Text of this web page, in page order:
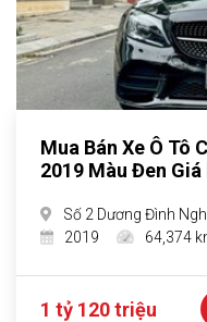
Mua Bán Xe Ô Tô
2019 Màu Đen Giá
Số 2 Dương Đình
2019
64,374
1 tỷ 120 triệu